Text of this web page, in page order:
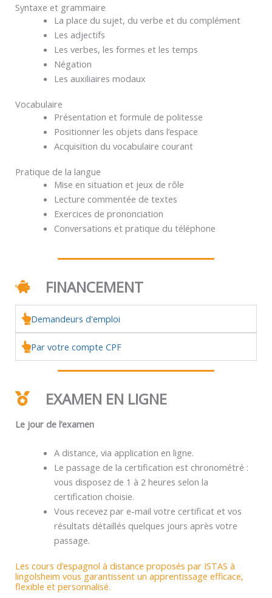
Syntaxe et grammaire
La place du sujet, du verbe et du complément
Les adjectifs
Les verbes, les formes et les temps
Négation
Les auxiliaires modaux
Vocabulaire
Présentation et formule de politesse
Positionner les objets dans l’espace
Acquisition du vocabulaire courant
Pratique de la langue
Mise en situation et jeux de rôle
Lecture commentée de textes
Exercices de prononciation
Conversations et pratique du téléphone
FINANCEMENT
Demandeurs d'emploi
Par votre compte CPF
EXAMEN EN LIGNE
Le jour de l’examen
A distance, via application en ligne.
Le passage de la certification est chronométré :
vous disposez de 1 à 2 heures selon la
certification choisie.
Vous recevez par e-mail votre certificat et vos
résultats détaillés quelques jours après votre
passage.
Les cours d’espagnol à distance proposés par ISTAS à
lingolsheim vous garantissent un apprentissage efficace,
flexible et personnalisé.